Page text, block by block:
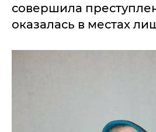
совершила
оказалась в местах